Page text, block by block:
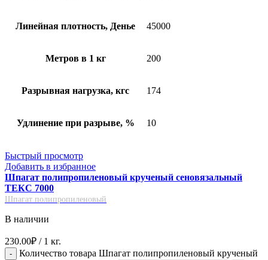
Линейная плотность, Денье 45000
Метров в 1 кг 200
Разрывная нагрузка, кгс 174
Удлинение при разрыве, % 10
Быстрый просмотр
Добавить в избранное
Шпагат полипропиленовый крученый сеновязальный
ТЕКС 7000
Шпагат полипропиленовый
В наличии
230.00₽ / 1 кг.
Количество товара Шпагат полипропиленовый крученый